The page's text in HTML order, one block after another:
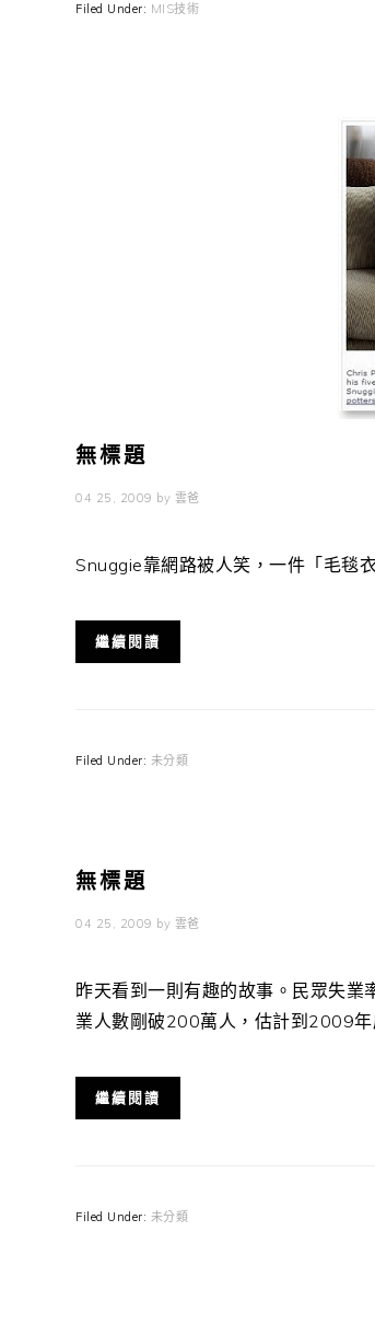
Filed Under: MIS技術
無標題
04 25, 2009 by 雲爸
Snuggie靠網路被人笑，一件「毛毯
繼續閱讀
Filed Under: 未分類
無標題
04 25, 2009 by 雲爸
昨天看到一則有趣的故事。民眾失
業人數剛破200萬人，估計到2009
繼續閱讀
Filed Under: 未分類